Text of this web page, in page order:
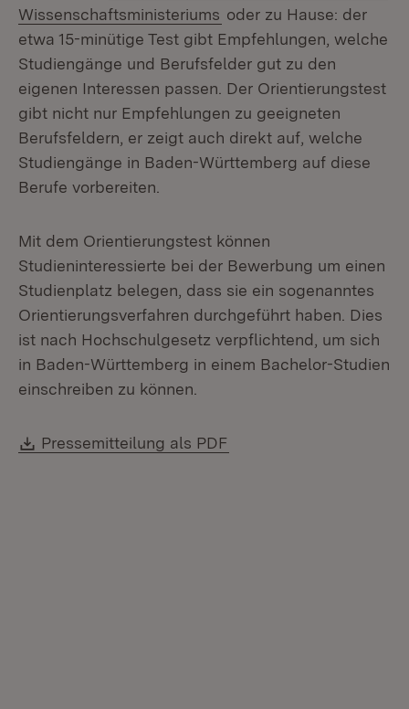
Wissenschaftsministeriums (Öffnet in neuem
oder zu Hause: der
etwa 15-minütige Test gibt Empfehlungen, welche
Studiengänge und Berufsfelder gut zu den
eigenen Interessen passen. Der Orientierungstest
gibt nicht nur Empfehlungen zu geeigneten
Berufsfeldern, er zeigt auch direkt auf, welche
Studiengänge in Baden-Württemberg auf diese
Berufe vorbereiten.
Mit dem Orientierungstest können
Studieninteressierte bei der Bewerbung um einen
Studienplatz belegen, dass sie ein sogenanntes
Orientierungsverfahren durchgeführt haben. Dies
ist nach Hochschulgesetz verpflichtend, um sich
in Baden-Württemberg in einem Bachelor-Studien
einschreiben zu können.
Download:
Pressemitteilung als PDF